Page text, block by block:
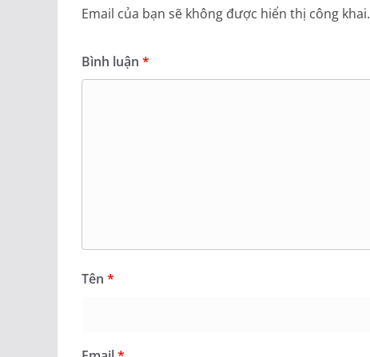
Email của bạn sẽ không được hiển thị công khai.
Bình luận *
Tên *